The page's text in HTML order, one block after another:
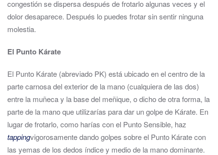
congestión se dispersa después de frotarlo algunas veces y el
dolor desaparece. Después lo puedes frotar sin sentir ninguna
molestia.
El Punto Kárate
El Punto Kárate (abreviado PK) está ubicado en el centro de la
parte carnosa del exterior de la mano (cualquiera de las dos)
entre la muñeca y la base del meñique, o dicho de otra forma, la
parte de la mano que utilizarías para dar un golpe de Kárate. En
lugar de frotarlo, como harías con el Punto Sensible, haz
tappingvigorosamente dando golpes sobre el Punto Kárate con
las yemas de los dedos índice y medio de la mano dominante.